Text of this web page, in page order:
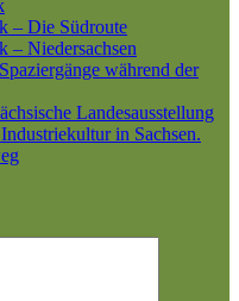
– Die Südroute
– Niedersachsen
während der
Landesausstellung
in Sachsen.